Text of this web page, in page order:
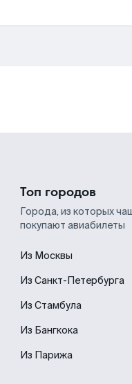
Топ городов
Города, из которых
покупают авиабилеты
Из Москвы
Из Санкт-Петербурга
Из Стамбула
Из Бангкока
Из Парижа